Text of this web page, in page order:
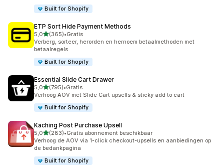
Built for Shopify
ETP Sort Hide Payment Methods
5,0van 5 sterren
(365)
365 recensies in totaal
•Gratis
Verberg, sorteer, herorden en hernoem betaalmethoden met
betaalregels
Built for Shopify
Essential Slide Cart Drawer
5,0van 5 sterren
(795)
795 recensies in totaal
•Gratis
Verhoog AOV met Slide Cart upsells & sticky add to cart
Built for Shopify
Kaching Post Purchase Upsell
5,0van 5 sterren
(283)
283 recensies in totaal
•Gratis abonnement beschikbaar
Verhoog de AOV via 1-click checkout-upsells en aanbiedingen op
de bedankpagina
Built for Shopify